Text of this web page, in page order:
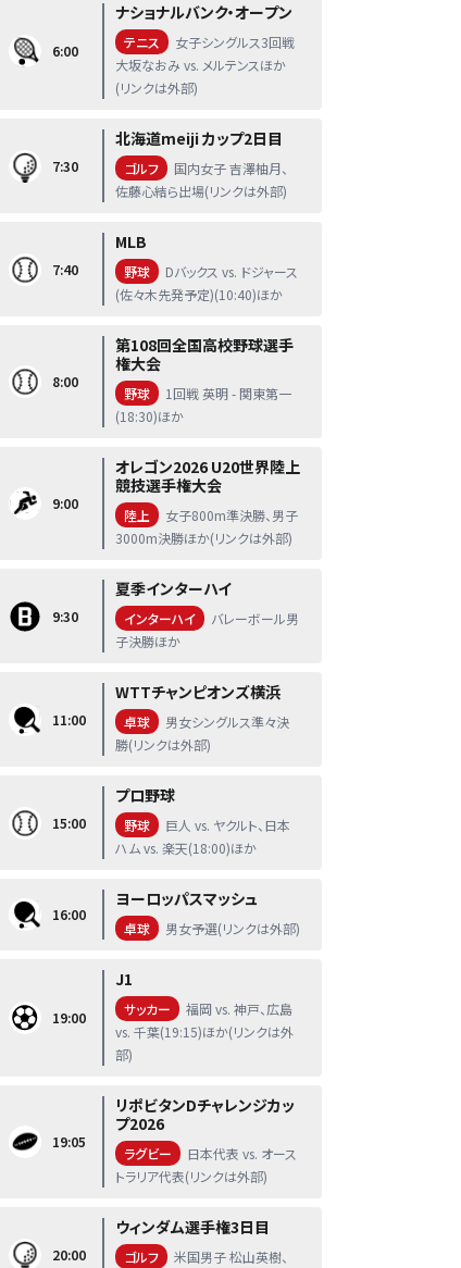
6:00
ナショナルバンク・オープン
テニス
女子シングルス3回戦
大坂なおみ vs. メルテンスほか
(リンクは外部)
7:30
北海道meiji カップ2日目
ゴルフ
国内女子 吉澤柚月、
佐藤心結ら出場(リンクは外部)
7:40
MLB
野球
Dバックス vs. ドジャース
(佐々木先発予定)(10:40)ほか
8:00
第108回全国高校野球選手
権大会
野球
1回戦 英明 - 関東第一
(18:30)ほか
9:00
オレゴン2026 U20世界陸上
競技選手権大会
陸上
女子800m準決勝、男子
3000m決勝ほか(リンクは外部)
9:30
夏季インターハイ
インターハイ
バレーボール男
子決勝ほか
11:00
WTTチャンピオンズ横浜
卓球
男女シングルス準々決
勝(リンクは外部)
15:00
プロ野球
野球
巨人 vs. ヤクルト、日本
ハム vs. 楽天(18:00)ほか
16:00
ヨーロッパスマッシュ
卓球 男女予選(リンクは外部)
19:00
J1
サッカー
福岡 vs. 神戸、広島
vs. 千葉(19:15)ほか(リンクは外
部)
19:05
リポビタンDチャレンジカッ
プ2026
ラグビー
日本代表 vs. オース
トラリア代表(リンクは外部)
20:00
ウィンダム選手権3日目
ゴルフ
米国男子 松山英樹、